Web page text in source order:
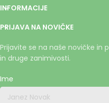
INFORMACIJE
PRIJAVA NA NOVIČKE
Prijavite se na naše novičke in
in druge zanimivosti.
Ime